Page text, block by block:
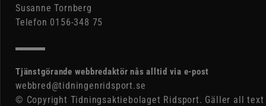
Susanne Tornberg
Telefon 0156-348 75
Tjänstgörande webbredaktör nås alltid via e-post
webbred@tidningenridsport.se
© Copyright Tidningsaktiebolaget Ridsport. Gäller all text